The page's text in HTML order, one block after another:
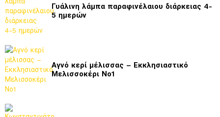
Γυάλινη λάμπα παραφινέλαιου διάρκειας 4-
5 ημερών
Αγνό κερί μέλισσας – Εκκλησιαστικό
Μελισσοκέρι Νο1